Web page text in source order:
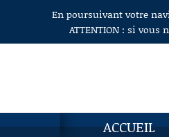
Aller au contenuEn poursuivant votre
ATTENTION : si
ACCUEIL